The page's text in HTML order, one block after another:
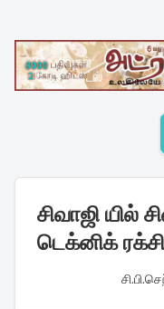
content
சிவாஜி யில்
டெக்னிக்